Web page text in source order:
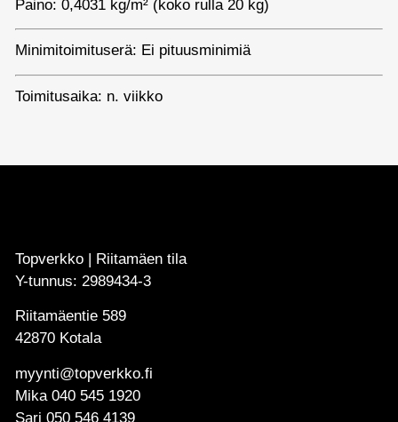
Paino: 0,4031 kg/m² (koko rulla 20 kg)
Minimitoimituserä: Ei pituusminimiä
Toimitusaika: n. viikko
Topverkko | Riitamäen tila
Y-tunnus: 2989434-3
Riitamäentie 589
42870 Kotala
myynti@topverkko.fi
Mika 040 545 1920
Sari 050 546 4139